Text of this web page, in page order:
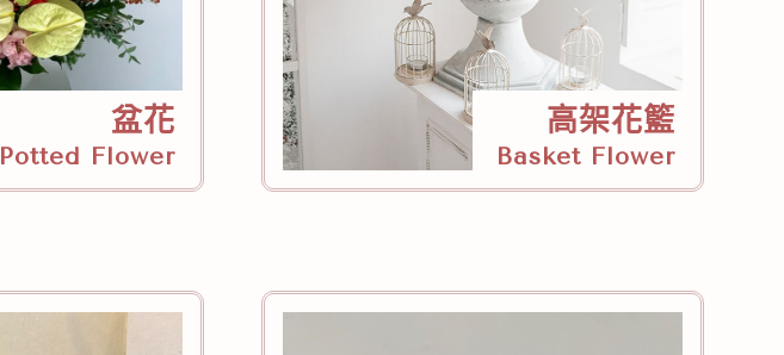
盆花
Potted Flower
高架花籃
Basket Flower